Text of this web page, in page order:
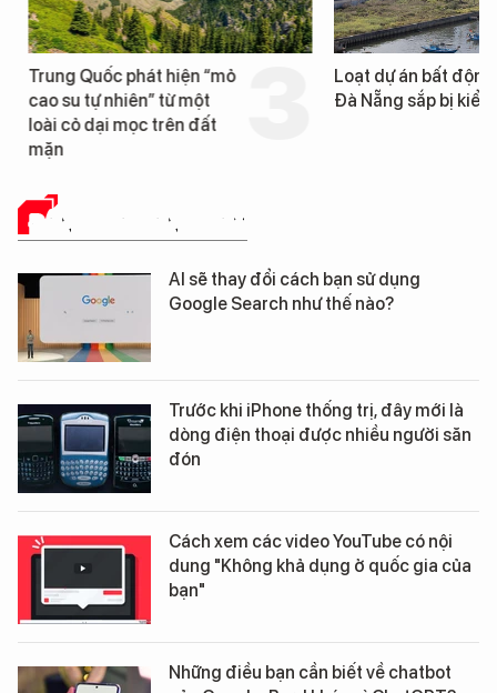
Trung Quốc phát hiện “mỏ
cao su tự nhiên” từ một
loài cỏ dại mọc trên đất
mặn
Loạt dự án bất động
Đà Nẵng sắp bị kiểm
ĐÁNH GIÁ SẢN PHẨM
AI sẽ thay đổi cách bạn sử dụng
Google Search như thế nào?
Trước khi iPhone thống trị, đây mới là
dòng điện thoại được nhiều người săn
đón
Cách xem các video YouTube có nội
dung "Không khả dụng ở quốc gia của
bạn"
Những điều bạn cần biết về chatbot